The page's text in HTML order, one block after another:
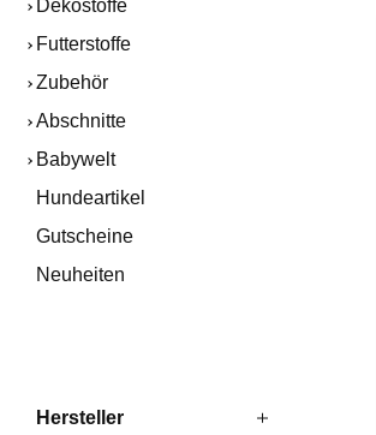
Dekostoffe
Futterstoffe
Zubehör
Abschnitte
Babywelt
Hundeartikel
Gutscheine
Neuheiten
Hersteller